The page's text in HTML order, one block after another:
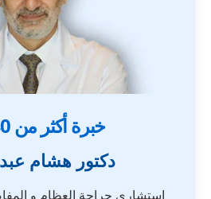
خبرة أكثر من 40 عام
دكتور هشام عبد
استشاري جراحة العظام و